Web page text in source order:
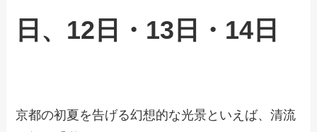
日、12日・13日・14日
京都の初夏を告げる幻想的な光景といえば、清流